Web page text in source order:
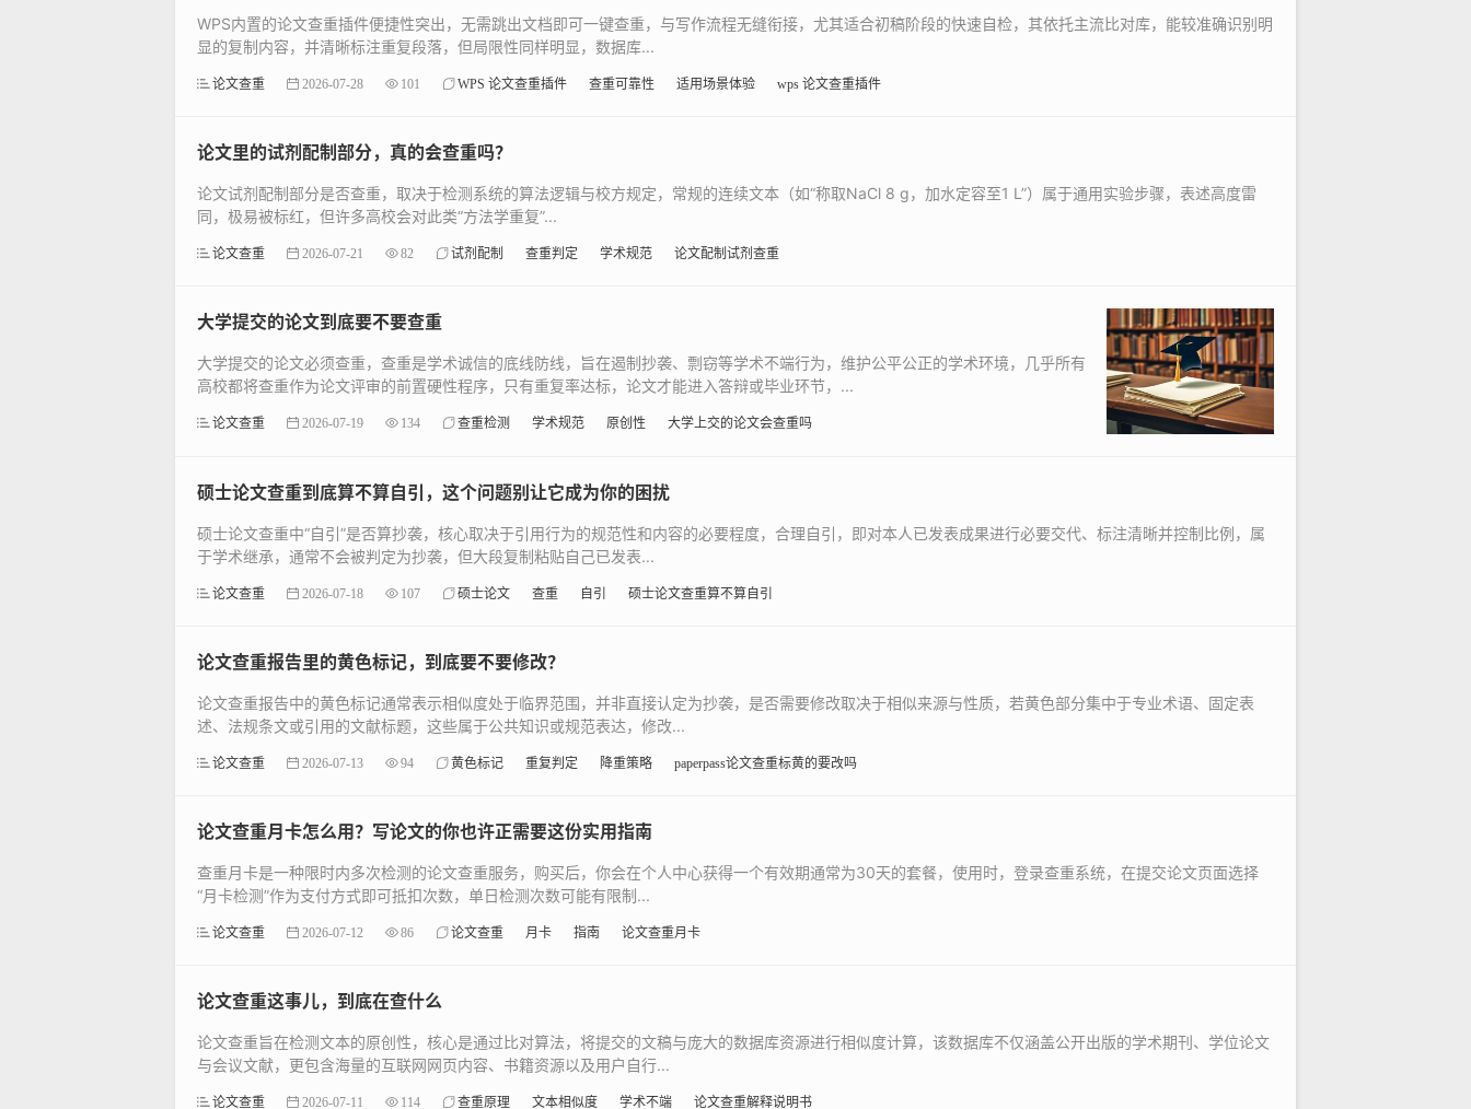
WPS内置的论文查重插件便捷性突出，无需跳出文档即可一键查重，与写作流程无缝衔接，尤其适合初稿阶段的快速自检，其依托主流比对库，能较准确识别明
显的复制内容，并清晰标注重复段落，但局限性同样明显，数据库...
论文查重 2026-07-28 101 WPS 论文查重插件 查重可靠性 适用场景体验 wps 论文查重插件
论文里的试剂配制部分，真的会查重吗？
论文试剂配制部分是否查重，取决于检测系统的算法逻辑与校方规定，常规的连续文本（如“称取NaCl 8 g，加水定容至1 L”）属于通用实验步骤，表述高度雷
同，极易被标红，但许多高校会对此类“方法学重复”...
论文查重 2026-07-21 82 试剂配制 查重判定 学术规范 论文配制试剂查重
大学提交的论文到底要不要查重
大学提交的论文必须查重，查重是学术诚信的底线防线，旨在遏制抄袭、剽窃等学术不端行为，维护公平公正的学术环境，几乎所有
高校都将查重作为论文评审的前置硬性程序，只有重复率达标，论文才能进入答辩或毕业环节，...
论文查重 2026-07-19 134 查重检测 学术规范 原创性 大学上交的论文会查重吗
硕士论文查重到底算不算自引，这个问题别让它成为你的困扰
硕士论文查重中“自引”是否算抄袭，核心取决于引用行为的规范性和内容的必要程度，合理自引，即对本人已发表成果进行必要交代、标注清晰并控制比例，属
于学术继承，通常不会被判定为抄袭，但大段复制粘贴自己已发表...
论文查重 2026-07-18 107 硕士论文 查重 自引 硕士论文查重算不算自引
论文查重报告里的黄色标记，到底要不要修改？
论文查重报告中的黄色标记通常表示相似度处于临界范围，并非直接认定为抄袭，是否需要修改取决于相似来源与性质，若黄色部分集中于专业术语、固定表
述、法规条文或引用的文献标题，这些属于公共知识或规范表达，修改...
论文查重 2026-07-13 94 黄色标记 重复判定 降重策略 paperpass论文查重标黄的要改吗
论文查重月卡怎么用？写论文的你也许正需要这份实用指南
查重月卡是一种限时内多次检测的论文查重服务，购买后，你会在个人中心获得一个有效期通常为30天的套餐，使用时，登录查重系统，在提交论文页面选择
“月卡检测”作为支付方式即可抵扣次数，单日检测次数可能有限制...
论文查重 2026-07-12 86 论文查重 月卡 指南 论文查重月卡
论文查重这事儿，到底在查什么
论文查重旨在检测文本的原创性，核心是通过比对算法，将提交的文稿与庞大的数据库资源进行相似度计算，该数据库不仅涵盖公开出版的学术期刊、学位论文
与会议文献，更包含海量的互联网网页内容、书籍资源以及用户自行...
论文查重 2026-07-11 114 查重原理 文本相似度 学术不端 论文查重解释说明书